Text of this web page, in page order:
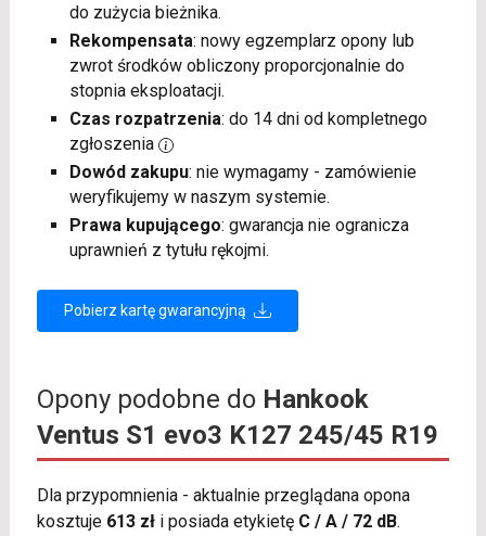
do zużycia bieżnika.
Rekompensata: nowy egzemplarz opony lub
zwrot środków obliczony proporcjonalnie do
stopnia eksploatacji.
Czas rozpatrzenia: do 14 dni od kompletnego
zgłoszenia
Dowód zakupu: nie wymagamy - zamówienie
weryfikujemy w naszym systemie.
Prawa kupującego: gwarancja nie ogranicza
uprawnień z tytułu rękojmi.
Pobierz kartę gwarancyjną
Opony podobne do Hankook
Ventus S1 evo3 K127 245/45 R19
Dla przypomnienia - aktualnie przeglądana opona
kosztuje 613 złi posiada etykietę C / A / 72 dB.